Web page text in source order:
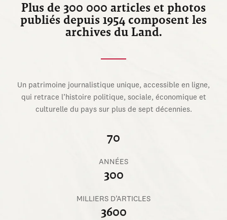
Plus de 300 000 articles et photos
publiés depuis 1954 composent les
archives du Land.
Un patrimoine journalistique unique, accessible en ligne,
qui retrace l’histoire politique, sociale, économique et
culturelle du pays sur plus de sept décennies.
70
ANNÉES
300
MILLIERS D’ARTICLES
3600